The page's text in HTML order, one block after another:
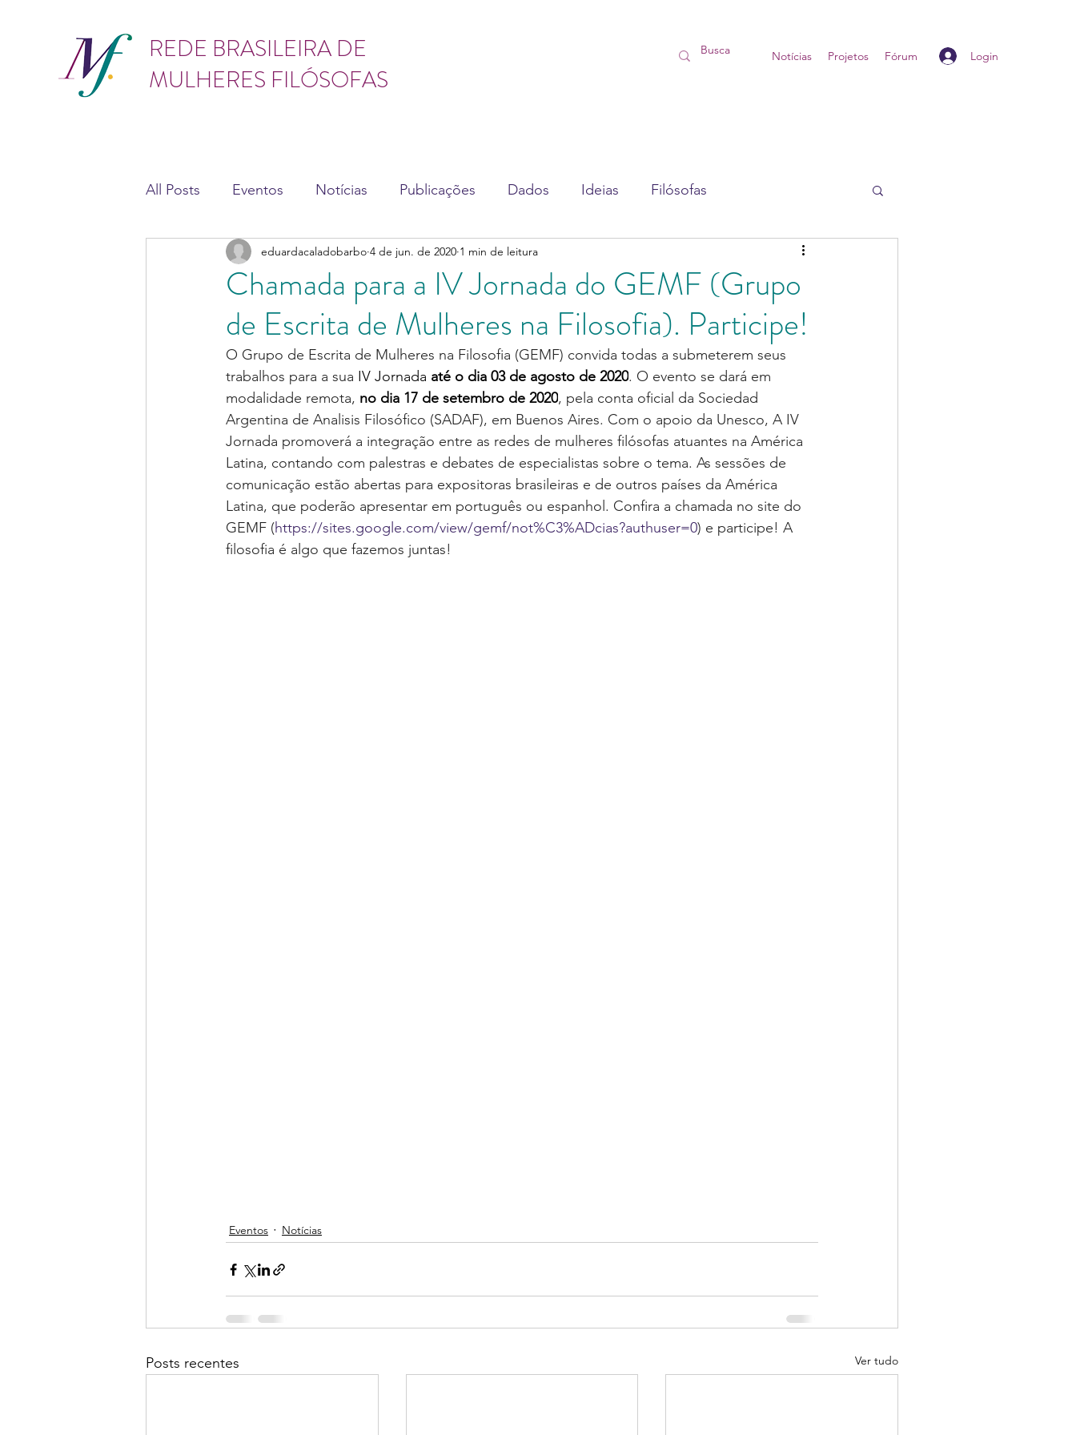
REDE BRASILEIRA DE
MULHERES FILÓSOFAS
Login
Home Notícias Projetos Fórum
All Posts Eventos Notícias Publicações Dados Ideias Filósofas
Teses e dissertações Assédio Vídeos Lives
Chamada para a IV Jornada do GEMF (Grupo
de Escrita de Mulheres na Filosofia). Participe!
eduardacaladobarbo 4 de jun. de 2020 1 min de leitura
O Grupo de Escrita de Mulheres na Filosofia (GEMF) convida todas a submeterem seus
trabalhos para a sua IV Jornada até o dia 03 de agosto de 2020. O evento se dará em
modalidade remota, no dia 17 de setembro de 2020, pela conta oficial da Sociedad
Argentina de Analisis Filosófico (SADAF), em Buenos Aires. Com o apoio da Unesco, A IV
Jornada promoverá a integração entre as redes de mulheres filósofas atuantes na América
Latina, contando com palestras e debates de especialistas sobre o tema. As sessões de
comunicação estão abertas para expositoras brasileiras e de outros países da América
Latina, que poderão apresentar em português ou espanhol. Confira a chamada no site do
GEMF (https://sites.google.com/view/gemf/not%C3%ADcias?authuser=0) e participe! A
filosofia é algo que fazemos juntas!
Eventos Notícias
Posts recentes Ver tudo